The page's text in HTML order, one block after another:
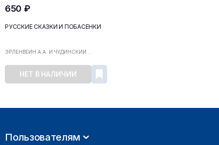
650 ₽
РУССКИЕ СКАЗКИ И ПОБАСЕНКИ
ЭРЛЕНВЕЙН А.А. И ЧУДИНСКИЙ ...
НЕТ В НАЛИЧИИ
Пользователям